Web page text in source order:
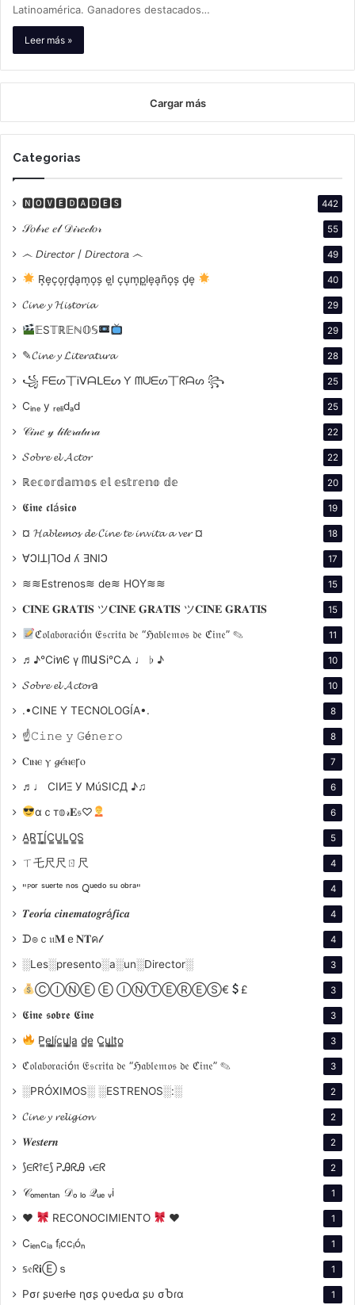
Latinoamérica. Ganadores destacados…
Leer más »
Cargar más
Categorias
🅽🅾🆅🅴🅳🅰🅳🅴🆂 442
𝒮𝑜𝒷𝓇𝑒 𝑒𝓁 𝒟𝒾𝓇𝑒𝒸𝓉𝑜𝓇 55
෴ 𝘋𝘪𝘳𝘦𝘤𝘵𝘰𝘳 / 𝘋𝘪𝘳𝘦𝘤𝘵𝘰𝘳𝘢 ෴ 49
R͙e͙c͙o͙r͙d͙a͙m͙o͙s͙ e͙l͙ c͙u͙m͙p͙l͙e͙a͙ño͙s͙ d͙e͙ 40
𝓒𝓲𝓷𝓮 𝔂 𝓗𝓲𝓼𝓽𝓸𝓻𝓲𝓪 29
𝔼S𝕋ℝ𝔼ℕ𝕆𝕊 29
✎𝓒𝓲𝓷𝓮 𝔂 𝓛𝓲𝓽𝓮𝓻𝓪𝓽𝓾𝓻𝓪 28
꧁ ᖴᗴᔕ丅Ꭵᐯᗩᒪᗴᔕ Ƴ ᗰᑌᗴᔕ丅ᖇᗩᔕ ꧂ 25
Cᵢₙₑ y ᵣₑₗᵢdₐd 25
𝒞𝒾𝓃𝑒 𝓎 𝓁𝒾𝓉𝑒𝓇𝒶𝓉𝓊𝓇𝒶 22
𝓢𝓸𝓫𝓻𝓮 𝓮𝓵 𝓐𝓬𝓽𝓸𝓻 22
ℝ𝕖𝕔𝕠𝕣𝕕𝕒𝕞𝕠𝕤 𝕖𝕝 𝕖𝕤𝕥𝕣𝕖𝕟𝕠 𝕕𝕖 20
𝕮𝖎𝖓𝖊 𝖈𝖑á𝖘𝖎𝖈𝖔 19
¤ 𝓗𝓪𝓫𝓵𝓮𝓶𝓸𝓼 𝓭𝓮 𝓒𝓲𝓷𝓮 𝓽𝓮 𝓲𝓷𝓿𝓲𝓽𝓪 𝓪 𝓿𝓮𝓻 ¤ 18
∀ϽIꓕI̗⅂OԀ ʎ ƎNIϽ 17
≋≋Estrenos≋ de≋ HOY≋≋ 15
𝐂𝐈𝐍𝐄 𝐆𝐑𝐀𝐓𝐈𝐒 ツ𝐂𝐈𝐍𝐄 𝐆𝐑𝐀𝐓𝐈𝐒 ツ𝐂𝐈𝐍𝐄 𝐆𝐑𝐀𝐓𝐈𝐒 15
ℭ𝔬𝔩𝔞𝔟𝔬𝔯𝔞𝔠𝔦ó𝔫 𝔈𝔰𝔠𝔯𝔦𝔱𝔞 𝔡𝔢 “ℌ𝔞𝔟𝔩𝔢𝔪𝔬𝔰 𝔡𝔢 ℭ𝔦𝔫𝔢” ✎ 11
♬♪℃іทЄ ү ᗰԱՏі℃ᗋ ♩ ♭ ♪ 10
𝓢𝓸𝓫𝓻𝓮 𝓮𝓵 𝓐𝓬𝓽𝓸𝓻a 10
.•CINE Y TECNOLOGÍA•. 8
☝𝙲𝚒𝚗𝚎 𝚢 𝙶é𝚗𝚎𝚛𝚘 8
Ⲥⲓⲛⲉ ⲩ 𝓰ⲉ́ⲛⲉꞅⲟ 7
♬♩ CIИΞ У MúSICД ♪♫ 6
αｃт𝕠𝓇𝐄𝔰♡ 6
A̳R̳T̳Í̳C̳U̳L̳O̳S̳ 5
ㄒ乇尺尺ㄖ尺 4
"ᴾᵒʳ ˢᵘᵉʳᵗᵉ ⁿᵒˢ Qᵘᵉᵈᵒ ˢᵘ ᵒᵇʳᵃ" 4
𝑻𝒆𝒐𝒓í𝒂 𝒄𝒊𝒏𝒆𝒎𝒂𝒕𝒐𝒈𝒓á𝒇𝒊𝒄𝒂 4
ᗪ๏ｃ𝔲𝐌ｅ𝐍𝐓ค𝓁 4
░Les░presento░a░un░Director░ 3
ⒸⒾⓃⒺ Ⓔ ⒾⓃⓉⒺⓇⒺⓈ€ £ 3
𝕮𝖎𝖓𝖊 𝖘𝖔𝖇𝖗𝖊 𝕮𝖎𝖓𝖊 3
P̳e̳l̳í̳c̳u̳l̳a̳ d̳e̳ C̳u̳l̳t̳o̳ 3
ℭ𝔬𝔩𝔞𝔟𝔬𝔯𝔞𝔠𝔦ó𝔫 𝔈𝔰𝔠𝔯𝔦𝔱𝔞 𝔡𝔢 “ℌ𝔞𝔟𝔩𝔢𝔪𝔬𝔰 𝔡𝔢 ℭ𝔦𝔫𝔢” ✎ 3
░PRÓXIMOS░ ░ESTRENOS░:░ 2
𝓒𝓲𝓷𝓮 𝔂 𝓻𝓮𝓵𝓲𝓰𝓲𝓸𝓷 2
𝑾𝒆𝒔𝒕𝒆𝒓𝒏 2
⟆∈ᖇ⫯∈⟆ ᕈᎯᖇᎯ 𝓿∈ᖇ 2
𝒞ₒₘₑₙₜₐₙ 𝒟ₒ ₗₒ 𝒬ᵤₑ ᵥi 1
♥ RECONOCIMIENTO ♥ 1
Cᵢₑₙcᵢₐ fᵢccᵢóₙ 1
𝕤𝔢ᖇ𝐢Ⓔｓ 1
Pσɾ ʂυҽɾƚҽ ɳσʂ ϙυҽԃα ʂυ σႦɾα 1